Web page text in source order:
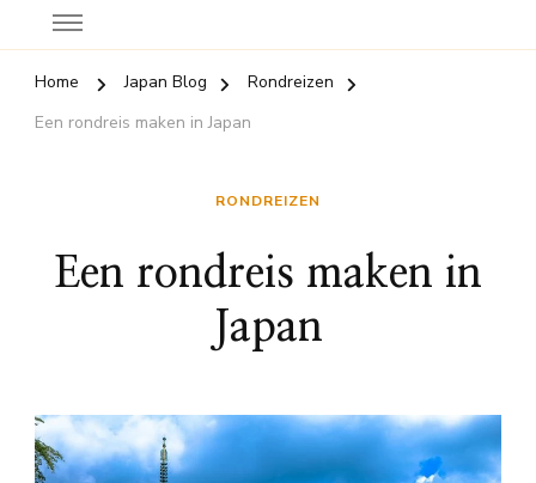
Home Japan Blog
Rondreizen
Een rondreis maken in Japan
RONDREIZEN
Een rondreis maken in
Japan